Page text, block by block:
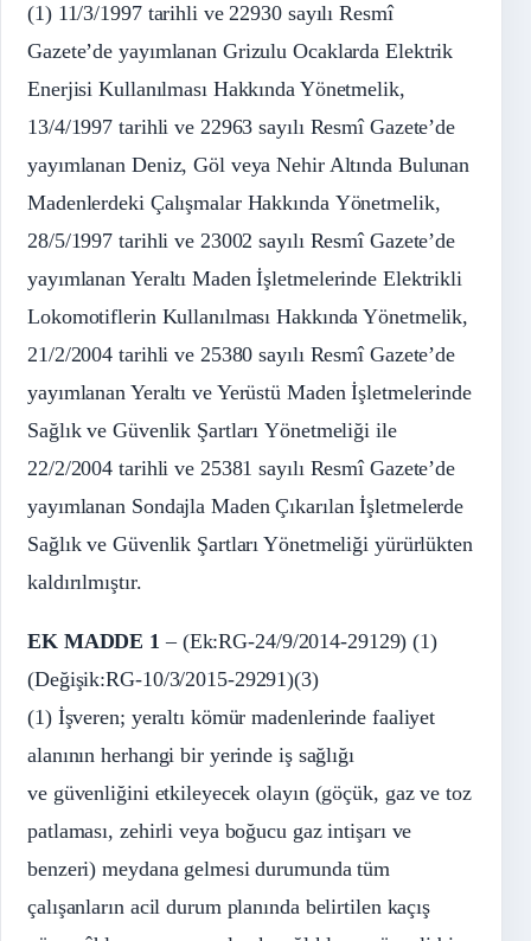
(1) 11/3/1997 tarihli ve 22930 sayılı Resmî
Gazete’de yayımlanan Grizulu Ocaklarda Elektrik
Enerjisi Kullanılması Hakkında Yönetmelik,
13/4/1997 tarihli ve 22963 sayılı Resmî Gazete’de
yayımlanan Deniz, Göl veya Nehir Altında Bulunan
Madenlerdeki Çalışmalar Hakkında Yönetmelik,
28/5/1997 tarihli ve 23002 sayılı Resmî Gazete’de
yayımlanan Yeraltı Maden İşletmelerinde Elektrikli
Lokomotiflerin Kullanılması Hakkında Yönetmelik,
21/2/2004 tarihli ve 25380 sayılı Resmî Gazete’de
yayımlanan Yeraltı ve Yerüstü Maden İşletmelerinde
Sağlık ve Güvenlik Şartları Yönetmeliği ile
22/2/2004 tarihli ve 25381 sayılı Resmî Gazete’de
yayımlanan Sondajla Maden Çıkarılan İşletmelerde
Sağlık ve Güvenlik Şartları Yönetmeliği yürürlükten
kaldırılmıştır.
EK MADDE 1 – (Ek:RG-24/9/2014-29129) (1)
(Değişik:RG-10/3/2015-29291)(3)
(1) İşveren; yeraltı kömür madenlerinde faaliyet
alanının herhangi bir yerinde iş sağlığı
ve güvenliğini etkileyecek olayın (göçük, gaz ve toz
patlaması, zehirli veya boğucu gaz intişarı ve
benzeri) meydana gelmesi durumunda tüm
çalışanların acil durum planında belirtilen kaçış